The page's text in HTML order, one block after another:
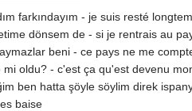
farkındayım - je suis resté
dönsem de - si je rentrais au
beni - ce pays ne me
mi oldu? - c'est ça qu'est devenu
ben hatta şöyle söylim direk
baise